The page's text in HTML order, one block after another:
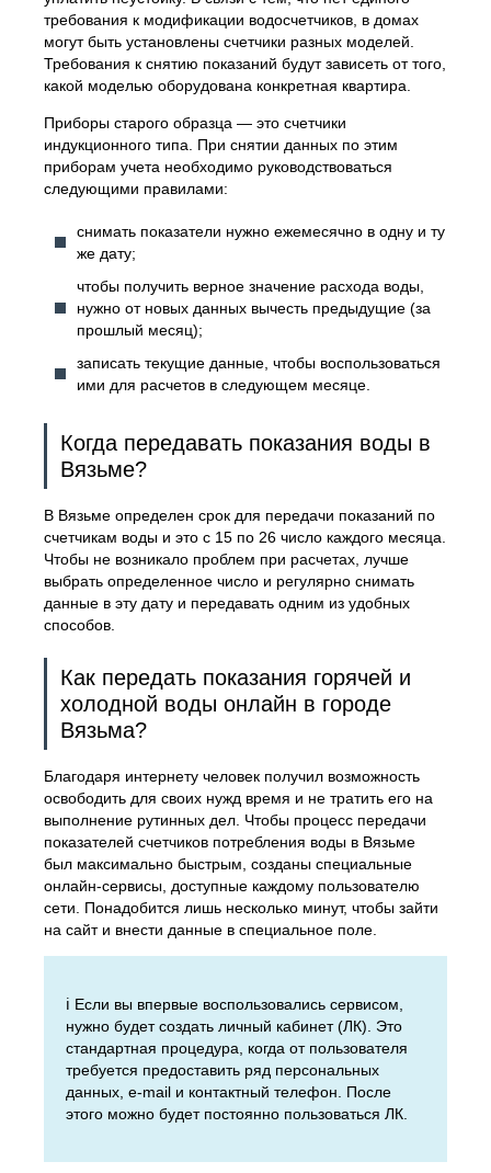
требования к модификации водосчетчиков, в домах
могут быть установлены счетчики разных моделей.
Требования к снятию показаний будут зависеть от того,
какой моделью оборудована конкретная квартира.
Приборы старого образца — это счетчики
индукционного типа. При снятии данных по этим
приборам учета необходимо руководствоваться
следующими правилами:
снимать показатели нужно ежемесячно в одну и ту
же дату;
чтобы получить верное значение расхода воды,
нужно от новых данных вычесть предыдущие (за
прошлый месяц);
записать текущие данные, чтобы воспользоваться
ими для расчетов в следующем месяце.
Когда передавать показания воды в
Вязьме?
В Вязьме определен срок для передачи показаний по
счетчикам воды и это с 15 по 26 число каждого месяца.
Чтобы не возникало проблем при расчетах, лучше
выбрать определенное число и регулярно снимать
данные в эту дату и передавать одним из удобных
способов.
Как передать показания горячей и
холодной воды онлайн в городе
Вязьма?
Благодаря интернету человек получил возможность
освободить для своих нужд время и не тратить его на
выполнение рутинных дел. Чтобы процесс передачи
показателей счетчиков потребления воды в Вязьме
был максимально быстрым, созданы специальные
онлайн-сервисы, доступные каждому пользователю
сети. Понадобится лишь несколько минут, чтобы зайти
на сайт и внести данные в специальное поле.
ℹ️ Если вы впервые воспользовались сервисом,
нужно будет создать личный кабинет (ЛК). Это
стандартная процедура, когда от пользователя
требуется предоставить ряд персональных
данных, e-mail и контактный телефон. После
этого можно будет постоянно пользоваться ЛК.